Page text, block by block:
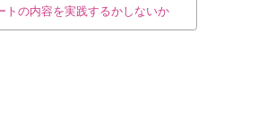
トの内容を実践するかしないか